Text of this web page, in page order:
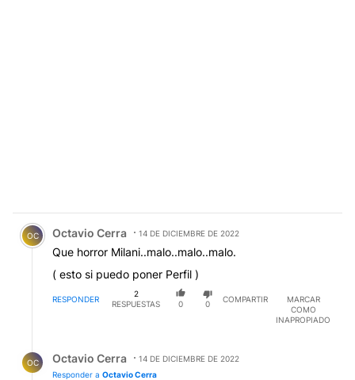
Comentario de Octavio Cerra.
OC Octavio Cerra 14 DE DICIEMBRE DE 2022
Que horror Milani..malo..malo..malo.
( esto si puedo poner Perfil )
RESPONDER
2
RESPUESTAS
0 0
COMPARTIR
MARCAR
COMO
INAPROPIADO
OC Octavio Cerra
14 DE DICIEMBRE DE 2022
Responder a Octavio Cerra